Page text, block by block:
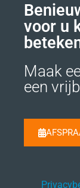
voor u
Maak
een